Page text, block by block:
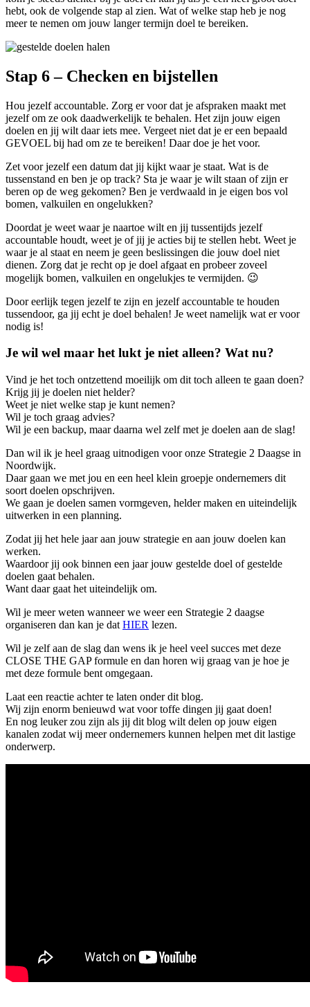
hebt, ook de volgende stap al zien. Wat of welke stap heb je nog
meer te nemen om jouw langer termijn doel te bereiken.
Stap 6 – Checken en bijstellen
Hou jezelf accountable. Zorg er voor dat je afspraken maakt met
jezelf om ze ook daadwerkelijk te behalen. Het zijn jouw eigen
doelen en jij wilt daar iets mee. Vergeet niet dat je er een bepaald
GEVOEL bij had om ze te bereiken! Daar doe je het voor.
Zet voor jezelf een datum dat jij kijkt waar je staat. Wat is de
tussenstand en ben je op track? Sta je waar je wilt staan of zijn er
beren op de weg gekomen? Ben je verdwaald in je eigen bos vol
bomen, valkuilen en ongelukken?
Doordat je weet waar je naartoe wilt en jij tussentijds jezelf
accountable houdt, weet je of jij je acties bij te stellen hebt. Weet je
waar je al staat en neem je geen beslissingen die jouw doel niet
dienen. Zorg dat je recht op je doel afgaat en probeer zoveel
mogelijk bomen, valkuilen en ongelukjes te vermijden. 😉
Door eerlijk tegen jezelf te zijn en jezelf accountable te houden
tussendoor, ga jij echt je doel behalen! Je weet namelijk wat er voor
nodig is!
Je wil wel maar het lukt je niet alleen? Wat nu?
Vind je het toch ontzettend moeilijk om dit toch alleen te gaan doen?
Krijg jij je doelen niet helder?
Weet je niet welke stap je kunt nemen?
Wil je toch graag advies?
Wil je een backup, maar daarna wel zelf met je doelen aan de slag!
Dan wil ik je heel graag uitnodigen voor onze Strategie 2 Daagse in
Noordwijk.
Daar gaan we met jou en een heel klein groepje ondernemers dit
soort doelen opschrijven.
We gaan je doelen samen vormgeven, helder maken en uiteindelijk
uitwerken in een planning.
Zodat jij het hele jaar aan jouw strategie en aan jouw doelen kan
werken.
Waardoor jij ook binnen een jaar jouw gestelde doel of gestelde
doelen gaat behalen.
Want daar gaat het uiteindelijk om.
Wil je meer weten wanneer we weer een Strategie 2 daagse
organiseren dan kan je dat HIER lezen.
Wil je zelf aan de slag dan wens ik je heel veel succes met deze
CLOSE THE GAP formule en dan horen wij graag van je hoe je
met deze formule bent omgegaan.
Laat een reactie achter te laten onder dit blog.
Wij zijn enorm benieuwd wat voor toffe dingen jij gaat doen!
En nog leuker zou zijn als jij dit blog wilt delen op jouw eigen
kanalen zodat wij meer ondernemers kunnen helpen met dit lastige
onderwerp.